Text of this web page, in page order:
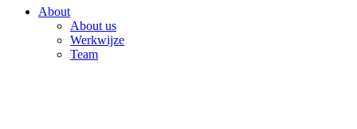
About
About us
Werkwijze
Team